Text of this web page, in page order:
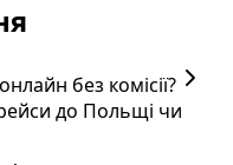
без комісії?
рейси до Польщі чи